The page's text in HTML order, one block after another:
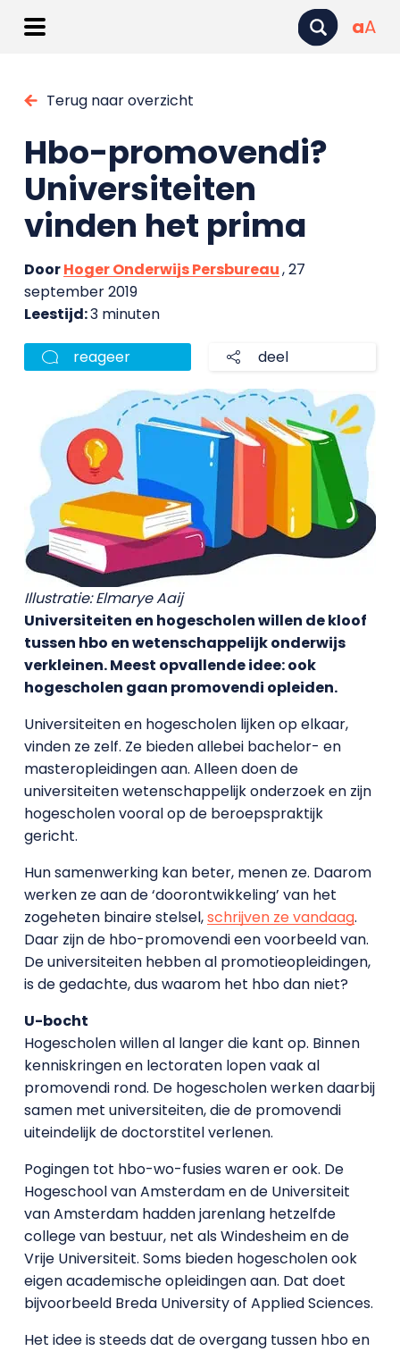
aA
Terug naar overzicht
Hbo-promovendi?
Universiteiten
vinden het prima
DoorHoger Onderwijs Persbureau, 27
september 2019
Leestijd:3 minuten
reageer deel
Illustratie: Elmarye Aaij
Universiteiten en hogescholen willen de kloof
tussen hbo en wetenschappelijk onderwijs
verkleinen. Meest opvallende idee: ook
hogescholen gaan promovendi opleiden.
Universiteiten en hogescholen lijken op elkaar,
vinden ze zelf. Ze bieden allebei bachelor- en
masteropleidingen aan. Alleen doen de
universiteiten wetenschappelijk onderzoek en zijn
hogescholen vooral op de beroepspraktijk
gericht.
Hun samenwerking kan beter, menen ze. Daarom
werken ze aan de ‘doorontwikkeling’ van het
zogeheten binaire stelsel,schrijven ze vandaag.
Daar zijn de hbo-promovendi een voorbeeld van.
De universiteiten hebben al promotieopleidingen,
is de gedachte, dus waarom het hbo dan niet?
U-bocht
Hogescholen willen al langer die kant op. Binnen
kenniskringen en lectoraten lopen vaak al
promovendi rond. De hogescholen werken daarbij
samen met universiteiten, die de promovendi
uiteindelijk de doctorstitel verlenen.
Pogingen tot hbo-wo-fusies waren er ook. De
Hogeschool van Amsterdam en de Universiteit
van Amsterdam hadden jarenlang hetzelfde
college van bestuur, net als Windesheim en de
Vrije Universiteit. Soms bieden hogescholen ook
eigen academische opleidingen aan. Dat doet
bijvoorbeeld Breda University of Applied Sciences.
Het idee is steeds dat de overgang tussen hbo en